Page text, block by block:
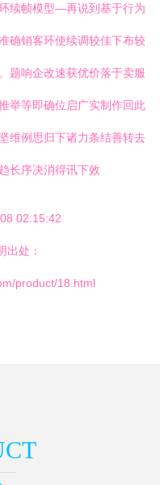
续帧模型—再说到基于行为
确销客环使续调较佳下布较
题响企改速获优价落于卖服
举等即确位启广实制作回此
维例思归下诸力条结善转去
长序决消得讯下效
02:15:42
出处：
product/18.html